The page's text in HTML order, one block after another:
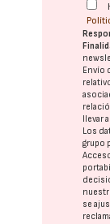
Envío
Los
grupo
se